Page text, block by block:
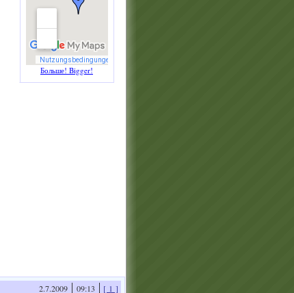
Больше! Bigger!
2.7.2009 09:13
[ 1 ]